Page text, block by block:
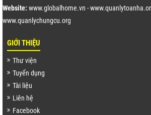
NỘI
NAI
TÀU
Website: www.globalhome.vn -
www.quanlychungcu.org
GIỚI THIỆU
Thư viện
Tuyển dụng
Tài liệu
Liên hệ
Facebook